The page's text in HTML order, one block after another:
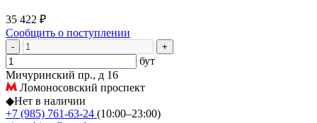
35 422 ₽
Сообщить о поступлении
- +
бут
Мичуринский пр., д 16
Ломоносовский проспект
◆Нет в наличии
+7 (985) 761-63-24 (10:00–23:00)